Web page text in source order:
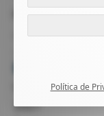
ref: 27167
2021
Política de